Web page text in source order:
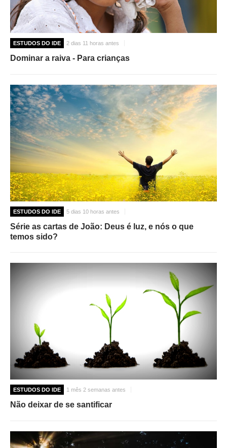
ESTUDOS DO IDE 2 dias 11 horas antes
Dominar a raiva - Para crianças
ESTUDOS DO IDE 5 dias 10 horas antes
Série as cartas de João: Deus é luz, e nós o que
temos sido?
ESTUDOS DO IDE 1 mês 2 semanas antes
Não deixar de se santificar